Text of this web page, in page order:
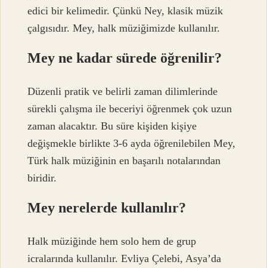
edici bir kelimedir. Çünkü Ney, klasik müzik
çalgısıdır. Mey, halk müziğimizde kullanılır.
Mey ne kadar sürede öğrenilir?
Düzenli pratik ve belirli zaman dilimlerinde
sürekli çalışma ile beceriyi öğrenmek çok uzun
zaman alacaktır. Bu süre kişiden kişiye
değişmekle birlikte 3-6 ayda öğrenilebilen Mey,
Türk halk müziğinin en başarılı notalarından
biridir.
Mey nerelerde kullanılır?
Halk müziğinde hem solo hem de grup
icralarında kullanılır. Evliya Çelebi, Asya’da